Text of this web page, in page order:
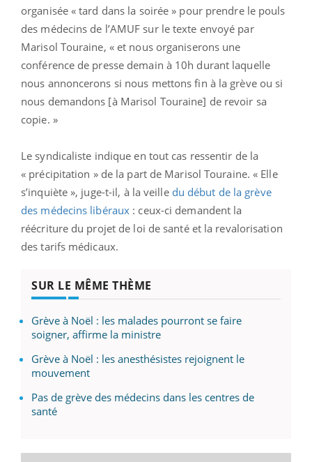
organisée « tard dans la soirée » pour prendre le pouls
des médecins de l’AMUF sur le texte envoyé par
Marisol Touraine, « et nous organiserons une
conférence de presse demain à 10h durant laquelle
nous annoncerons si nous mettons fin à la grève ou si
nous demandons [à Marisol Touraine] de revoir sa
copie. »
Le syndicaliste indique en tout cas ressentir de la
« précipitation » de la part de Marisol Touraine. « Elle
s’inquiète », juge-t-il, à la veille du début de la grève
des médecins libéraux : ceux-ci demandent la
réécriture du projet de loi de santé et la revalorisation
des tarifs médicaux.
SUR LE MÊME THÈME
Grève à Noël : les malades pourront se faire
soigner, affirme la ministre
Grève à Noël : les anesthésistes rejoignent le
mouvement
Pas de grève des médecins dans les centres de
santé